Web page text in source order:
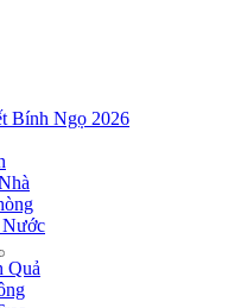
Bính Ngọ 2026
Nước
Quả